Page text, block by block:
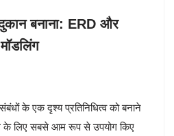
बनाना: ERD और
के एक दृश्य प्रतिनिधित्व को बनाने
के लिए सबसे आम रूप से उपयोग किए